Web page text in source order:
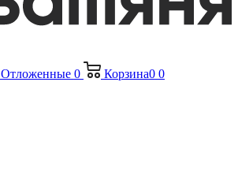
Отложенные 0 Корзина0 0